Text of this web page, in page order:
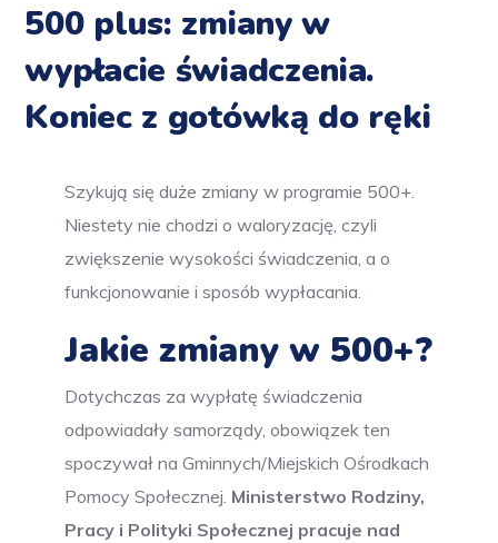
500 plus: zmiany w
wypłacie świadczenia.
Koniec z gotówką do ręki
Szykują się duże zmiany w programie 500+.
Niestety nie chodzi o waloryzację, czyli
zwiększenie wysokości świadczenia, a o
funkcjonowanie i sposób wypłacania.
Jakie zmiany w 500+?
Dotychczas za wypłatę świadczenia
odpowiadały samorządy, obowiązek ten
spoczywał na Gminnych/Miejskich Ośrodkach
Pomocy Społecznej. Ministerstwo Rodziny,
Pracy i Polityki Społecznej pracuje nad